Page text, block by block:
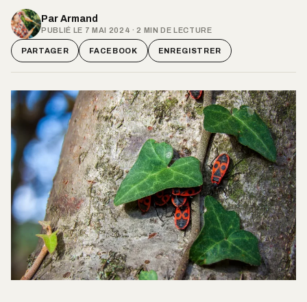
Par Armand
PUBLIÉ LE 7 MAI 2024 · 2 MIN DE LECTURE
PARTAGER FACEBOOK ENREGISTRER